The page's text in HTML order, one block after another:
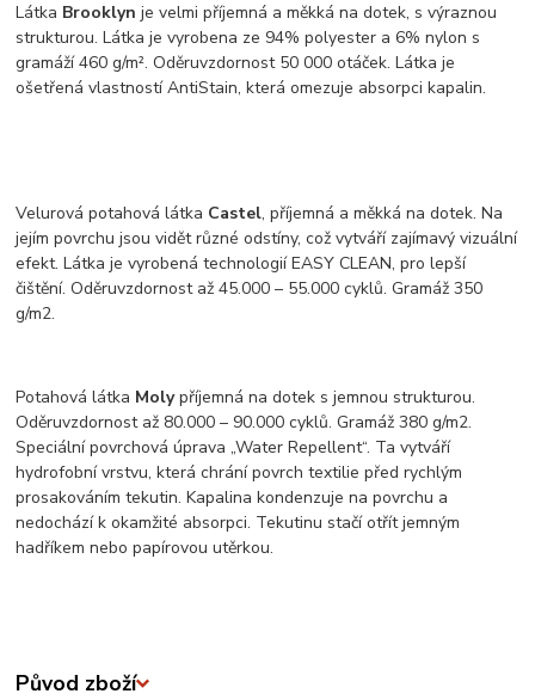
Látka Brooklyn je velmi příjemná a měkká na dotek, s výraznou
strukturou. Látka je vyrobena ze 94% polyester a 6% nylon s
gramáží 460 g/m². Oděruvzdornost 50 000 otáček. Látka je
ošetřená vlastností AntiStain, která omezuje absorpci kapalin.
Velurová potahová látka Castel, příjemná a měkká na dotek. Na
jejím povrchu jsou vidět různé odstíny, což vytváří zajímavý vizuální
efekt. Látka je vyrobená technologií EASY CLEAN, pro lepší
čištění. Oděruvzdornost až 45.000 – 55.000 cyklů. Gramáž 350
g/m2.
Potahová látka Molypříjemná na dotek s jemnou strukturou.
Oděruvzdornost až 80.000 – 90.000 cyklů. Gramáž 380 g/m2.
Speciální povrchová úprava „Water Repellent“. Ta vytváří
hydrofobní vrstvu, která chrání povrch textilie před rychlým
prosakováním tekutin. Kapalina kondenzuje na povrchu a
nedochází k okamžité absorpci. Tekutinu stačí otřít jemným
hadříkem nebo papírovou utěrkou.
Původ zboží